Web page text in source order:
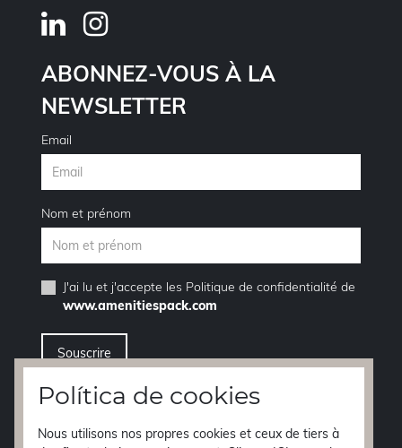
ABONNEZ-VOUS À LA
NEWSLETTER
Email
Nom et prénom
J'ai lu et j'accepte les Politique de confidentialité de
www.amenitiespack.com
Je veux me désinscrire de la service de newsletter
Política de cookies
Nous utilisons nos propres cookies et ceux de tiers à